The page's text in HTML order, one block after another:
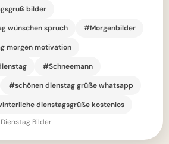
bilder
wünschen spruch
#Morgenbilder
morgen motivation
#Schneemann
#schönen dienstag grüße whatsapp
dienstagsgrüße kostenlos
Bilder